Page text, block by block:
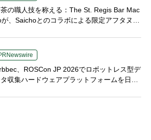
の職人技を称える：The St. Regis Bar Mac
、Saichoとのコラボによる限定アフタヌー
、ROSCon JP 2026でロボットレス型デ
収集ハードウェアプラットフォームを日本